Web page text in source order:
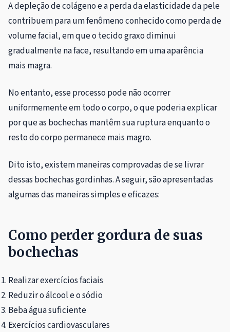
A depleção de colágeno e a perda da elasticidade da pele
contribuem para um fenômeno conhecido como perda de
volume facial, em que o tecido graxo diminui
gradualmente na face, resultando em uma aparência
mais magra.
No entanto, esse processo pode não ocorrer
uniformemente em todo o corpo, o que poderia explicar
por que as bochechas mantêm sua ruptura enquanto o
resto do corpo permanece mais magro.
Dito isto, existem maneiras comprovadas de se livrar
dessas bochechas gordinhas. A seguir, são apresentadas
algumas das maneiras simples e eficazes:
Como perder gordura de suas
bochechas
Realizar exercícios faciais
Reduzir o álcool e o sódio
Beba água suficiente
Exercícios cardiovasculares